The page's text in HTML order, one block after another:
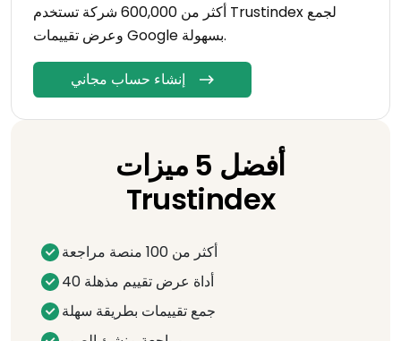
أكثر من 600,000 شركة تستخدم Trustindex لجمع
وعرض تقييمات Google بسهولة.
إنشاء حساب مجاني
أفضل 5 ميزات
Trustindex
أكثر من 100 منصة مراجعة
40 أداة عرض تقييم مذهلة
جمع تقييمات بطريقة سهلة